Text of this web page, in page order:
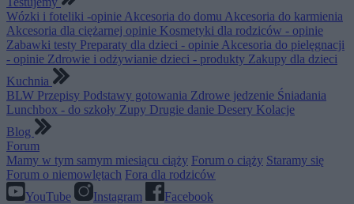
Wózki i foteliki -opinie Akcesoria do domu Akcesoria do karmienia
Akcesoria dla ciężarnej opinie Kosmetyki dla rodziców - opinie
Zabawki testy Preparaty dla dzieci - opinie Akcesoria do pielęgnacji
- opinie Zdrowie i odżywianie dzieci - produkty Zakupy dla dzieci
Kuchnia
BLW Przepisy Podstawy gotowania Zdrowe jedzenie Śniadania
Lunchbox - do szkoły Zupy Drugie danie Desery Kolacje
Blog
Forum
Mamy w tym samym miesiącu ciąży Forum o ciąży Staramy się
Forum o niemowlętach Fora dla rodziców
YouTube
Instagram Facebook